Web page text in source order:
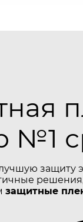
№1
защиту
защитные